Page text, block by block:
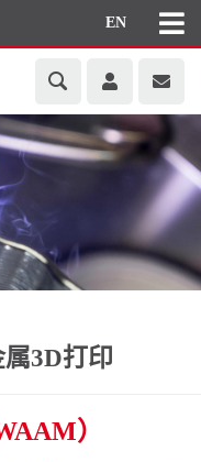
EN
3D打印
）